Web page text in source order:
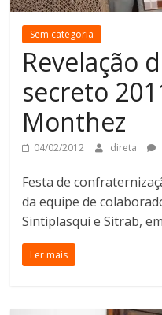
Sem categoria
Revelação
secreto
Monthez
04/02/2012 direta
Festa de
da equipe de
Sintiplasqui e Sitrab,
Ler mais